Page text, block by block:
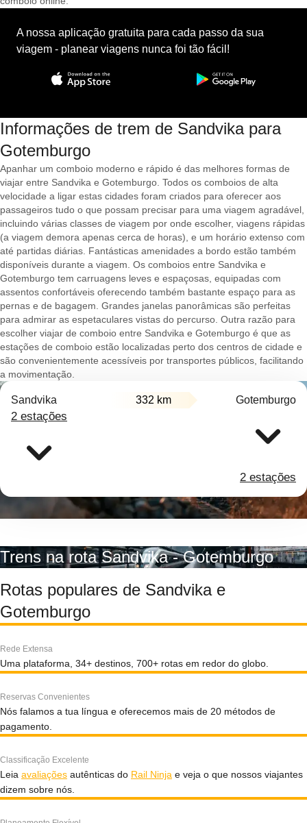
A nossa aplicação gratuita para cada passo da sua
viagem - planear viagens nunca foi tão fácil!
Informações de trem de Sandvika para
Gotemburgo
Apanhar um comboio moderno e rápido é das melhores formas de
viajar entre Sandvika e Gotemburgo. Todos os comboios de alta
velocidade a ligar estas cidades foram criados para oferecer aos
passageiros tudo o que possam precisar para uma viagem agradável,
incluindo várias classes de viagem por onde escolher, viagens rápidas
(a viagem demora apenas cerca de horas), e um horário extenso com
até partidas diárias. Fantásticas amenidades a bordo estão também
disponíveis durante a viagem. Os comboios entre Sandvika e
Gotemburgo tem carruagens leves e espaçosas, equipadas com
assentos confortáveis oferecendo também bastante espaço para as
pernas e de bagagem. Grandes janelas panorâmicas são perfeitas
para admirar as espetaculares vistas do percurso. Outra razão para
escolher viajar de comboio entre Sandvika e Gotemburgo é que as
estações de comboio estão localizadas perto dos centros de cidade e
são convenientemente acessíveis por transportes públicos, facilitando
a movimentação.
Sandvika 332 km Gotemburgo
2 estações
2 estações
Trens na rota Sandvika - Gotemburgo
Rotas populares de Sandvika e
Gotemburgo
Rede Extensa
Uma plataforma, 34+ destinos, 700+ rotas em redor do globo.
Reservas Convenientes
Nós falamos a tua língua e oferecemos mais de 20 métodos de
pagamento.
Classificação Excelente
Leia avaliações autênticas do Rail Ninja e veja o que nossos viajantes
dizem sobre nós.